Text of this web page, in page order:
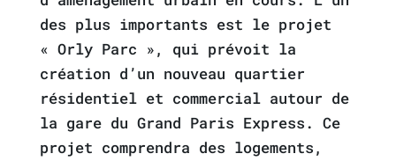
des plus importants est le projet
« Orly Parc », qui prévoit la
création d’un nouveau quartier
résidentiel et commercial autour de
la gare du Grand Paris Express. Ce
projet comprendra des logements,